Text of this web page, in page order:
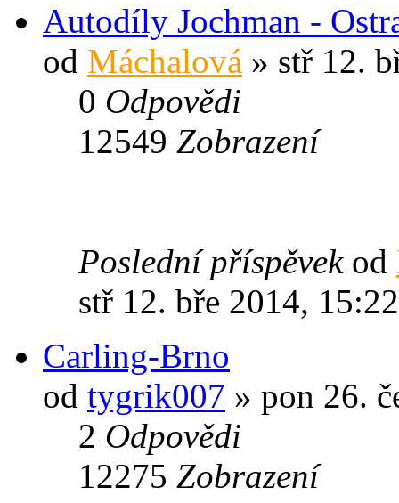
Autodíly Jochman -
od Máchalová » stř 12.
0 Odpovědi
12549 Zobrazení
Poslední příspěvek od
stř 12. bře 2014, 15:22
Carling-Brno
od tygrik007 » pon 26.
2 Odpovědi
12275 Zobrazení